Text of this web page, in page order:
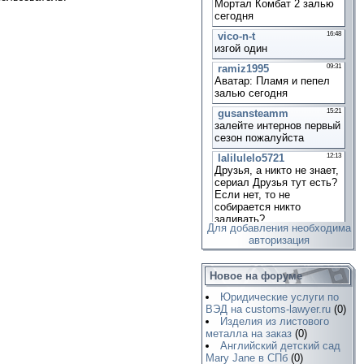
Для добавления необходима
авторизация
Новое на форуме
Юридические услуги по
ВЭД на customs-lawyer.ru (0)
Изделия из листового
металла на заказ (0)
Английский детский сад
Mary Jane в СПб (0)